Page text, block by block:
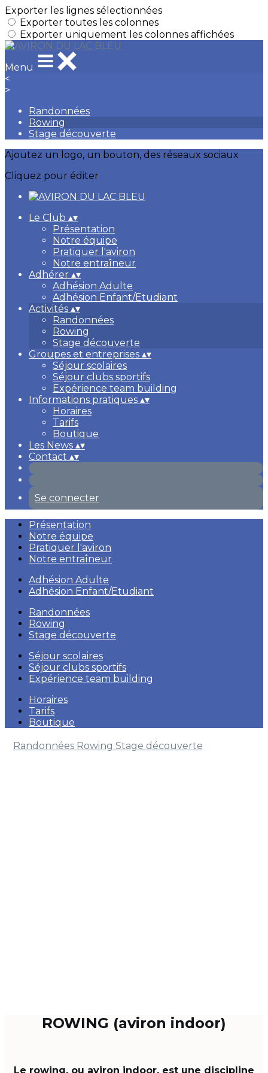
Exporter les lignes sélectionnées
Exporter toutes les colonnes
Exporter uniquement les colonnes affichées
Menu
<
>
Randonnées
Rowing
Stage découverte
Ajoutez un logo, un bouton, des réseaux sociaux
Cliquez pour éditer
Le Club ▴▾
Présentation
Notre équipe
Pratiquer l'aviron
Notre entraîneur
Adhérer ▴▾
Adhésion Adulte
Adhésion Enfant/Etudiant
Activités ▴▾
Randonnées
Rowing
Stage découverte
Groupes et entreprises ▴▾
Séjour scolaires
Séjour clubs sportifs
Expérience team building
Informations pratiques ▴▾
Horaires
Tarifs
Boutique
Les News ▴▾
Contact ▴▾
Se connecter
Présentation
Notre équipe
Pratiquer l'aviron
Notre entraîneur
Adhésion Adulte
Adhésion Enfant/Etudiant
Randonnées
Rowing
Stage découverte
Séjour scolaires
Séjour clubs sportifs
Expérience team building
Horaires
Tarifs
Boutique
Randonnées Rowing Stage découverte
ROWING (aviron indoor)
Le rowing, ou aviron indoor, est une discipline